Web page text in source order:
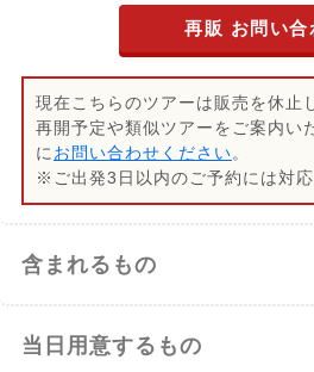
再販 お問い合
現在こちらのツアーは販売を休止
再開予定や類似ツアーをご案内い
に お問い合わせください。
※ご出発3日以内のご予約には対応
含まれるもの
当日用意するもの